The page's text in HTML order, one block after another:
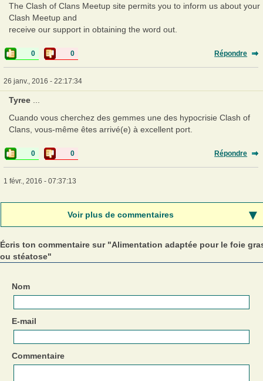
The Clash of Clans Meetup site permits you to inform us about your
Clash Meetup and
receive our support in obtaining the word out.
0 0 Répondre
26 janv., 2016 - 22:17:34
Tyree
Cuando vous cherchez des gemmes une des hypocrisie Clash of
Clans, vous-même êtes arrivé(e) à excellent port.
0 0 Répondre
1 févr., 2016 - 07:37:13
Voir plus de commentaires
Écris ton commentaire sur "Alimentation adaptée pour le foie
ou stéatose"
Nom
E-mail
Commentaire